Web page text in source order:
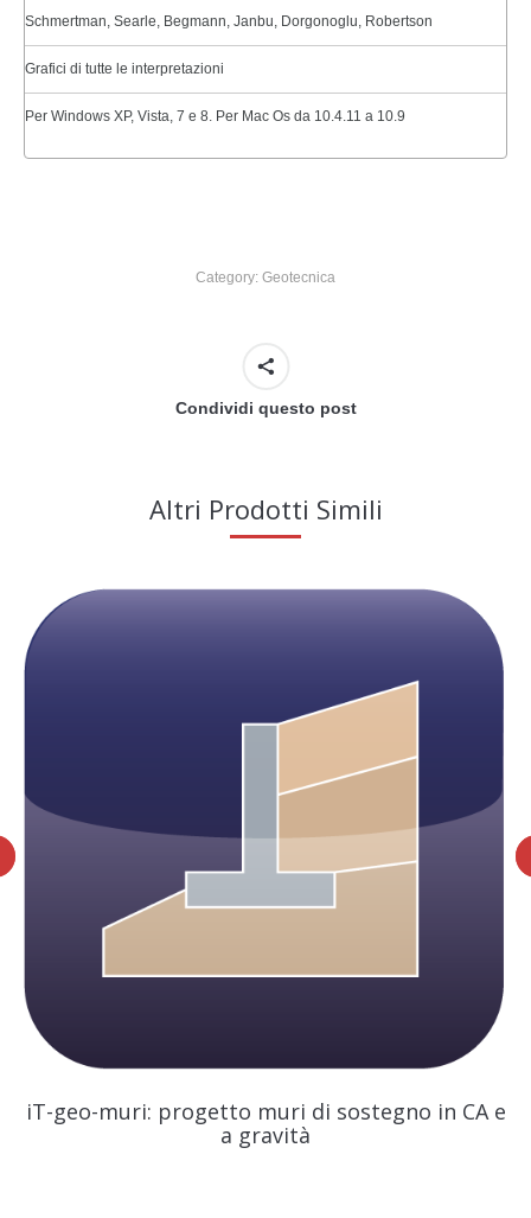
Schmertman, Searle, Begmann, Janbu, Dorgonoglu, Robertson
Grafici di tutte le interpretazioni
Per Windows XP, Vista, 7 e 8. Per Mac Os da 10.4.11 a 10.9
Category: Geotecnica
Condividi questo post
Altri Prodotti Simili
iT-geo-muri: progetto muri di sostegno in CA e
a gravità